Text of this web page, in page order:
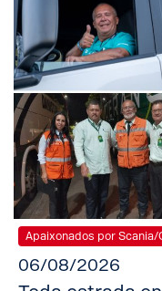
Apaixonados por
06/08/2026